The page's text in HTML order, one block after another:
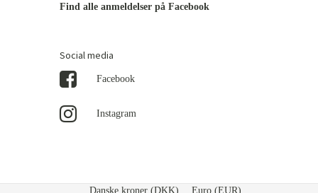
Find alle anmeldelser på Facebook
Social media
Facebook
Instagram
Danske kroner (DKK) Euro (EUR)